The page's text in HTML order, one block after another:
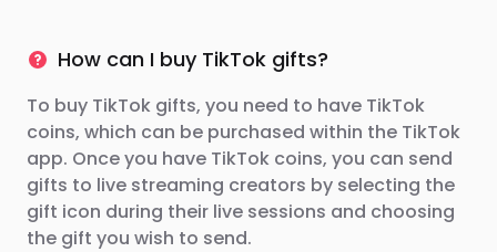
How can I buy TikTok gifts?
To buy TikTok gifts, you need to have TikTok
coins, which can be purchased within the TikTok
app. Once you have TikTok coins, you can send
gifts to live streaming creators by selecting the
gift icon during their live sessions and choosing
the gift you wish to send.